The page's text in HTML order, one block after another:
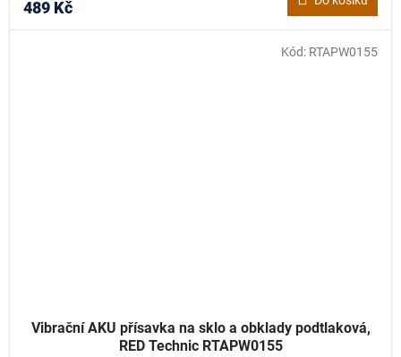
489 Kč
Vibrační AKU přísavka na sklo a obklady podtlaková,
RED Technic RTAPW0155
Kód: RTAPW0155